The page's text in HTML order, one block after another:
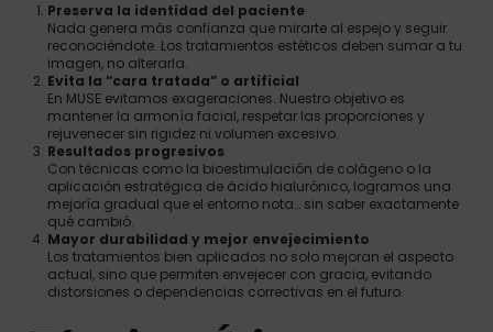
Preserva la identidad del paciente
Nada genera más confianza que mirarte al espejo y seguir
reconociéndote. Los tratamientos estéticos deben sumar a tu
imagen, no alterarla.
Evita la “cara tratada” o artificial
En MUSE evitamos exageraciones. Nuestro objetivo es
mantener la armonía facial, respetar las proporciones y
rejuvenecer sin rigidez ni volumen excesivo.
Resultados progresivos
Con técnicas como la bioestimulación de colágeno o la
aplicación estratégica de ácido hialurónico, logramos una
mejoría gradual que el entorno nota… sin saber exactamente
qué cambió.
Mayor durabilidad y mejor envejecimiento
Los tratamientos bien aplicados no solo mejoran el aspecto
actual, sino que permiten envejecer con gracia, evitando
distorsiones o dependencias correctivas en el futuro.